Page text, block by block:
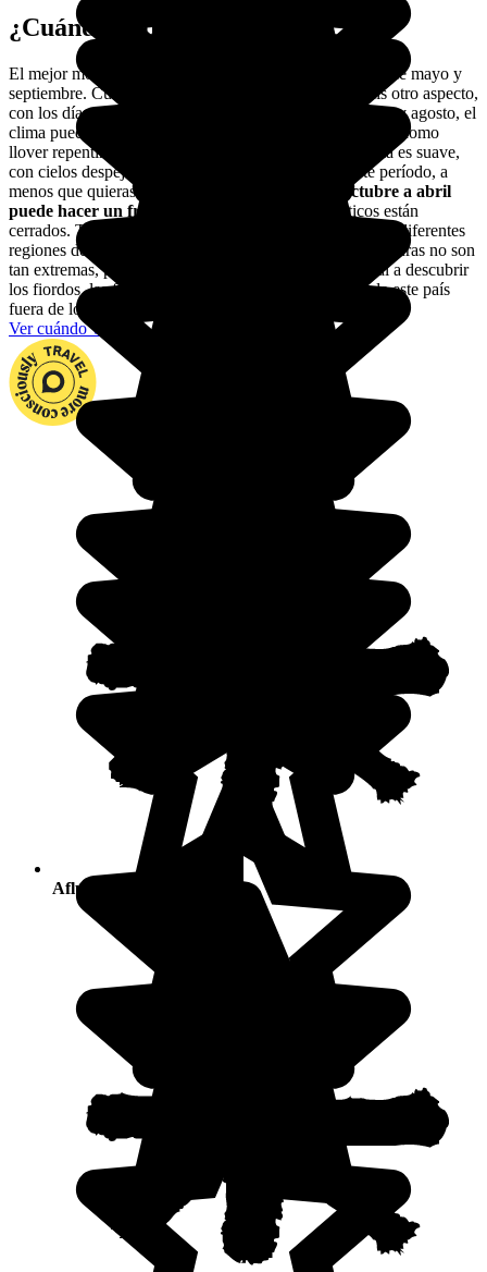
¿Cuándo viajar a Noruega?
El mejor momento para ir a Noruega es entre los meses de mayo y
septiembre. Cuando llega mayo, la primavera da al país otro aspecto,
con los días más largos y los paisajes en flor. Entre junio y agosto, el
clima puede ser un poco impredecible: puede hacer calor como
llover repentinamente. Entre mayo y septiembre el clima es suave,
con cielos despejados. Es mejor que escojas pues este período, a
menos que quieras esquiar o visitar Laponia. De
octubre a abril
puede hacer un frío glacial
y muchos sitios turísticos están
cerrados. Ten en cuenta las diferencias de clima entre las diferentes
regiones de Noruega: por ejemplo, en el sur, las temperaturas no son
tan extremas, por lo que podemos ir allí todo el año. Sal a descubrir
los fiordos, las fantásticas islas y las auroras boreales de este país
fuera de lo común.
Ver cuándo viajar
Afluencia